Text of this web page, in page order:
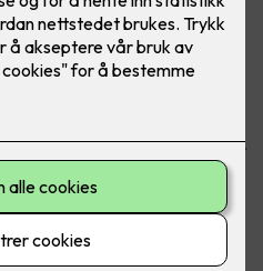
av platen, eller om det blir for
som sier ifra. Her ser du
- Foto: CTM Lyng.